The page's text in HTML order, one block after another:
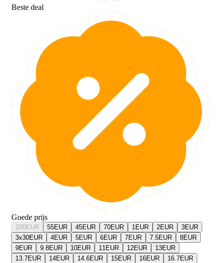
Beste deal
Goede prijs
100EUR 55EUR 45EUR 70EUR 1EUR 2EUR 3EUR
3x30EUR 4EUR 5EUR 6EUR 7EUR 7.5EUR 8EUR
9EUR 9.8EUR 10EUR 11EUR 12EUR 13EUR
13.7EUR 14EUR 14.6EUR 15EUR 16EUR 16.7EUR